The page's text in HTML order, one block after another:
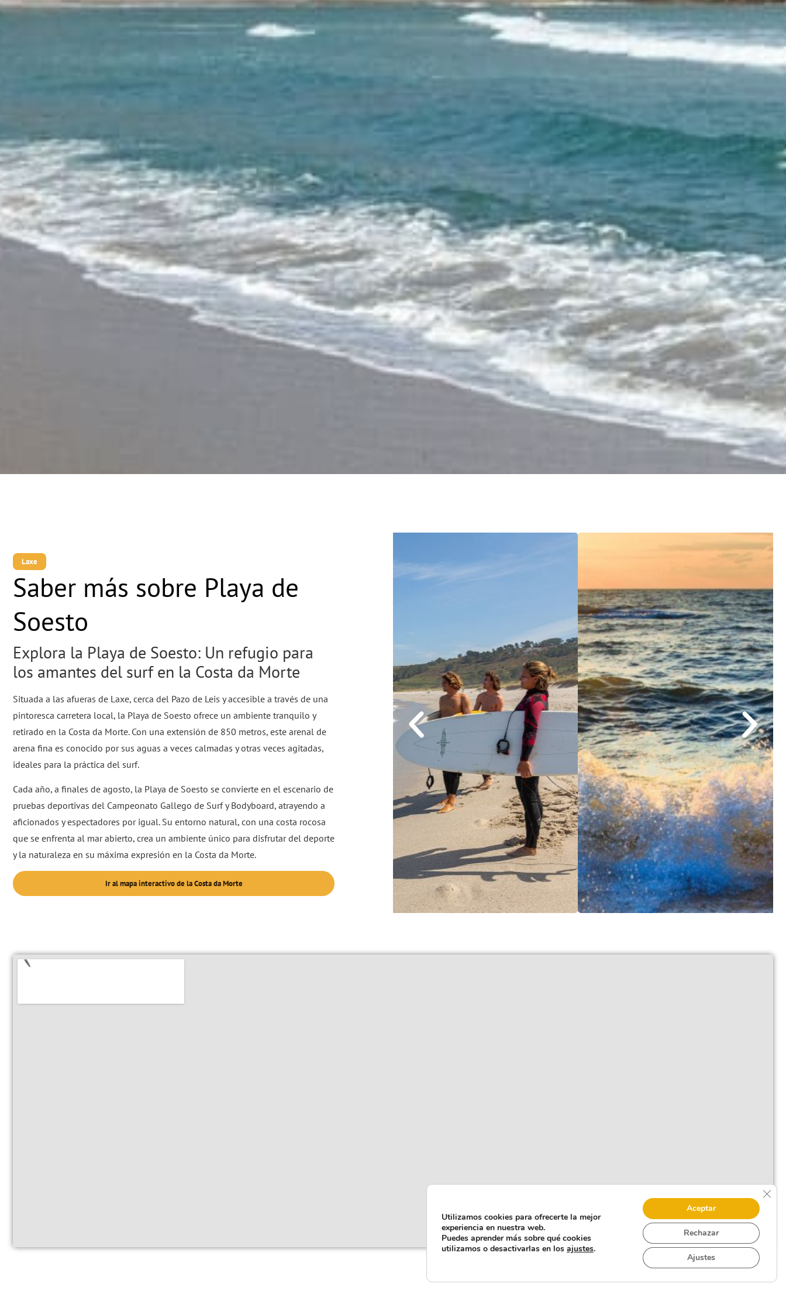
Laxe
Saber más sobre Playa de
Soesto
Explora la Playa de Soesto: Un refugio para
los amantes del surf en la Costa da Morte
Situada a las afueras de Laxe, cerca del Pazo de Leis y accesible a través de una
pintoresca carretera local, la Playa de Soesto ofrece un ambiente tranquilo y
retirado en la Costa da Morte. Con una extensión de 850 metros, este arenal de
arena fina es conocido por sus aguas a veces calmadas y otras veces agitadas,
ideales para la práctica del surf.
Cada año, a finales de agosto, la Playa de Soesto se convierte en el escenario de
pruebas deportivas del Campeonato Gallego de Surf y Bodyboard, atrayendo a
aficionados y espectadores por igual. Su entorno natural, con una costa rocosa
que se enfrenta al mar abierto, crea un ambiente único para disfrutar del deporte
y la naturaleza en su máxima expresión en la Costa da Morte.
Ir al mapa interactivo de la Costa da Morte
Utilizamos cookies para ofrecerte la mejor
experiencia en nuestra web.
Puedes aprender más sobre qué cookies
utilizamos o desactivarlas en los ajustes.
Aceptar
Rechazar
Ajustes